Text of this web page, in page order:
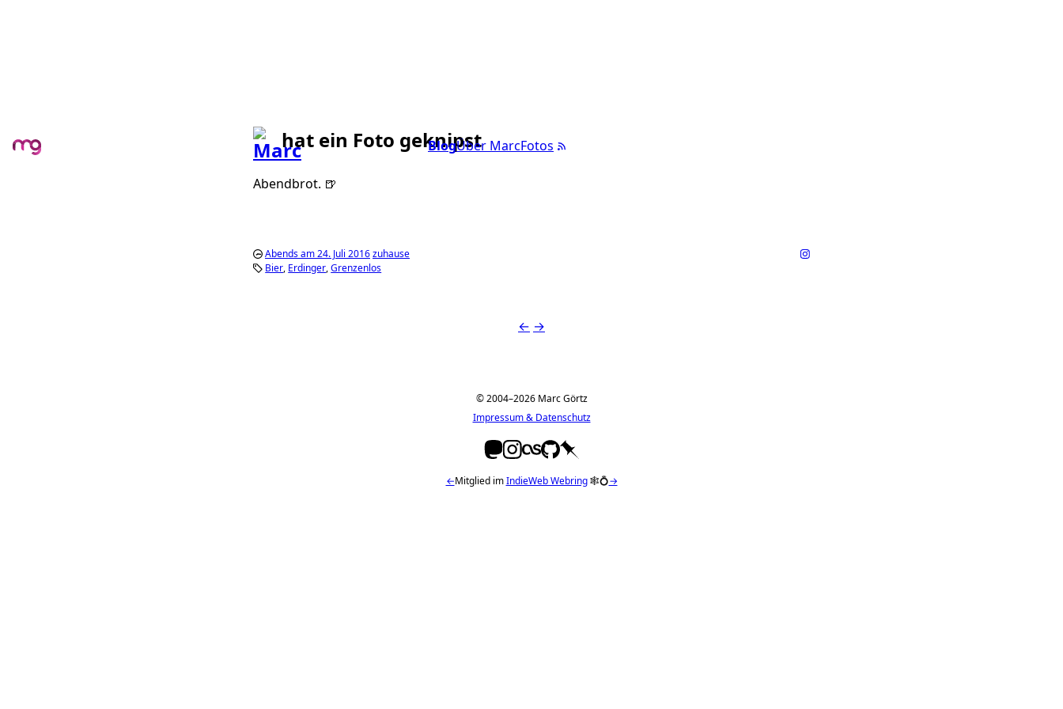
BlogÜber MarcFotos
hat ein Foto geknipst
Abendbrot. 🍺
Abends am 24. Juli 2016zuhause
Bier Erdinger Grenzenlos
← →
© 2004–2026 Marc Görtz
Impressum & Datenschutz
←Mitglied imIndieWeb Webring🕸💍→